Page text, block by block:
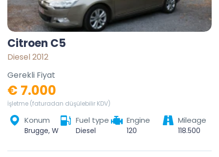
Citroen C5
Diesel 2012
Gerekli Fiyat
€ 7.000
İşletme (faturadan düşülebilir KDV)
Konum Fuel type
Diesel
Engine
120
Mileage
118.500